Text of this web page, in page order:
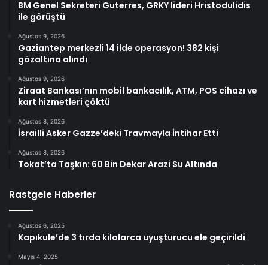
BM Genel Sekreteri Guterres, GRKY lideri Hristodulidis
ile görüştü
Ağustos 9, 2026
Gaziantep merkezli 14 ilde operasyon! 382 kişi
gözaltına alındı
Ağustos 9, 2026
Ziraat Bankası’nın mobil bankacılık, ATM, POS cihazı ve
kart hizmetleri çöktü
Ağustos 8, 2026
İsrailli Asker Gazze’deki Travmayla İntihar Etti
Ağustos 8, 2026
Tokat’ta Taşkın: 60 Bin Dekar Arazi Su Altında
Rastgele Haberler
Ağustos 6, 2025
Kapıkule’de 3 tırda kilolarca uyuşturucu ele geçirildi
Mayıs 4, 2025